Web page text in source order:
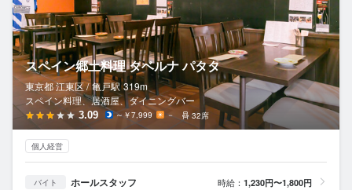
スペイン郷土料理 タベルナ パタタ
東京都 江東区 / 亀戸駅 319m
スペイン料理、居酒屋、ダイニングバー
3.09 ～￥7,999 － 32席
個人経営
バイト ホールスタッフ 時給： 1,230円〜1,800円